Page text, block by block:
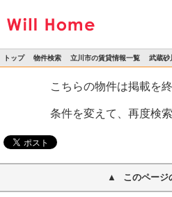
トップ 物件検索 立川市の賃貸情報一覧 武蔵砂
こちらの物件は掲載を
条件を変えて、再度検
このページ